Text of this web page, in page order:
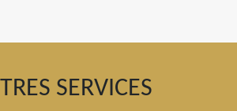
SERVICES